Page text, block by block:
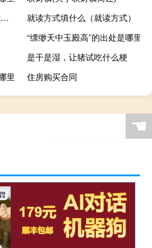
连自己心爱的人都救不了我还算什么厨师什么梗？连自己心爱的人都救不了我还算什么厨师是什么意思什么梗
就读方式填什么（就读方式）
“缥缈天中玉殿高”的出处是哪里
是干是湿，让猪试吃什么梗
里
住房购买合同
☚